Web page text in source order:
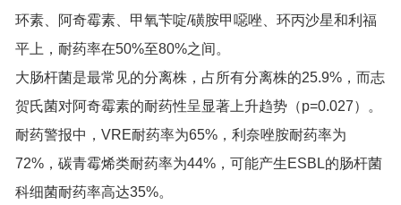
环素、阿奇霉素、甲氧苄啶/磺胺甲噁唑、环丙沙星和利福
平上，耐药率在50%至80%之间。
大肠杆菌是最常见的分离株，占所有分离株的25.9%，而志
贺氏菌对阿奇霉素的耐药性呈显著上升趋势（p=0.027）。
耐药警报中，VRE耐药率为65%，利奈唑胺耐药率为
72%，碳青霉烯类耐药率为44%，可能产生ESBL的肠杆菌
科细菌耐药率高达35%。